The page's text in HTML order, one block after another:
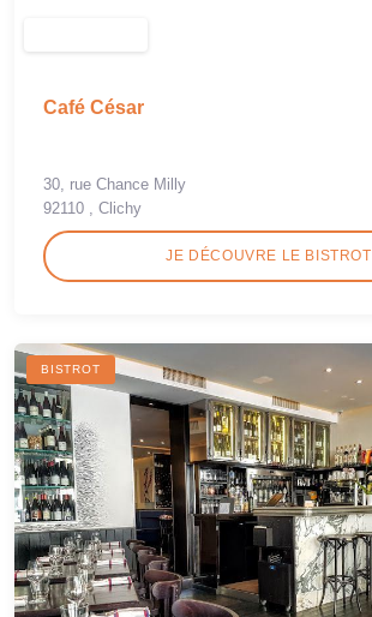
Café César
30, rue Chance Milly
92110 , Clichy
JE DÉCOUVRE LE BISTROT
BISTROT